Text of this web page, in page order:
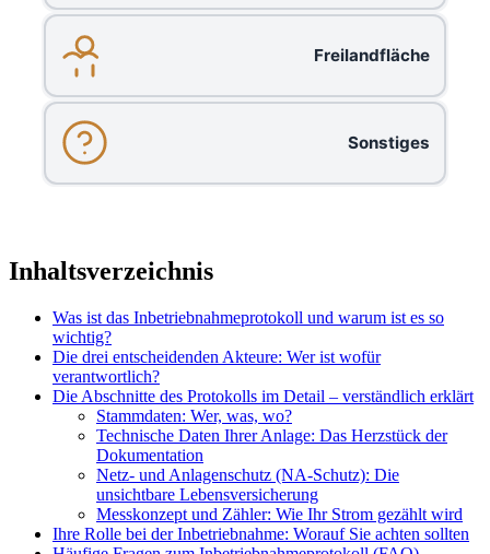
Freilandfläche
Sonstiges
Inhaltsverzeichnis
Was ist das Inbetriebnahmeprotokoll und warum ist es so
wichtig?
Die drei entscheidenden Akteure: Wer ist wofür
verantwortlich?
Die Abschnitte des Protokolls im Detail – verständlich erklärt
Stammdaten: Wer, was, wo?
Technische Daten Ihrer Anlage: Das Herzstück der
Dokumentation
Netz- und Anlagenschutz (NA-Schutz): Die
unsichtbare Lebensversicherung
Messkonzept und Zähler: Wie Ihr Strom gezählt wird
Ihre Rolle bei der Inbetriebnahme: Worauf Sie achten sollten